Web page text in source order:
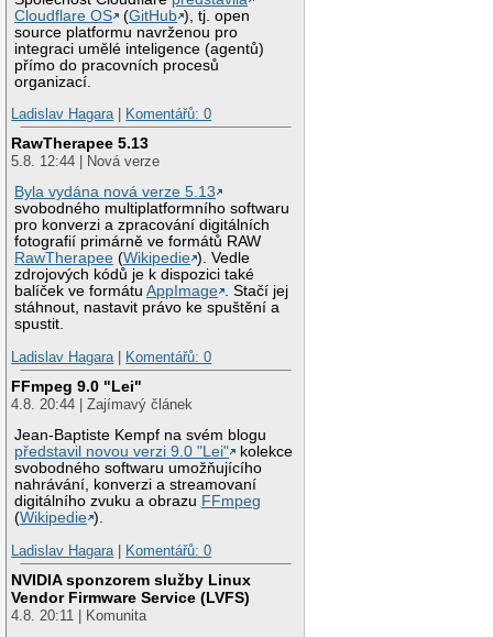
Cloudflare OS
(GitHub ), tj. open
source platformu navrženou pro
integraci umělé inteligence (agentů)
přímo do pracovních procesů
organizací.
Ladislav Hagara| Komentářů: 0
RawTherapee 5.13
5.8. 12:44 | Nová verze
Byla vydána nová verze 5.13
svobodného multiplatformního softwaru
pro konverzi a zpracování digitálních
fotografií primárně ve formátů RAW
RawTherapee (Wikipedie ). Vedle
zdrojových kódů je k dispozici také
balíček ve formátuAppImage . Stačí jej
stáhnout, nastavit právo ke spuštění a
spustit.
Ladislav Hagara| Komentářů: 0
FFmpeg 9.0 "Lei"
4.8. 20:44 | Zajímavý článek
Jean-Baptiste Kempf na svém blogu
představil novou verzi 9.0 "Lei"
kolekce
svobodného softwaru umožňujícího
nahrávání, konverzi a streamovaní
digitálního zvuku a obrazu FFmpeg
(Wikipedie ).
Ladislav Hagara| Komentářů: 0
NVIDIA sponzorem služby Linux
Vendor Firmware Service (LVFS)
4.8. 20:11 | Komunita